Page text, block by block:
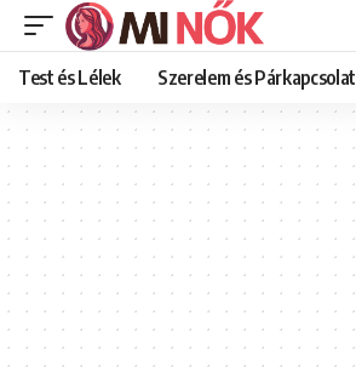
Test és Lélek Szerelem és Párkapcsolat